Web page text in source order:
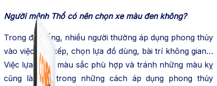
Người mệnh Thổ có nên chọn xe màu đen không?
Trong đời sống, nhiều người thường áp dụng phong thủy
vào việc sắp xếp, chọn lựa đồ dùng, bài trí không gian…
Việc lựa chọn màu sắc phù hợp và tránh những màu kỵ
cũng là một trong những cách áp dụng phong thủy